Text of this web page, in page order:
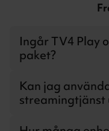
Ingår TV4 Play
paket?
tillgång till samma
Kan jag
streamingtjänst